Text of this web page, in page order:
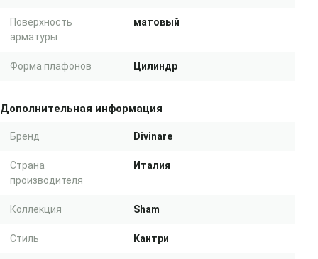
Поверхность
арматуры
матовый
Форма плафонов Цилиндр
Дополнительная информация
Бренд Divinare
Страна
производителя
Италия
Коллекция Sham
Стиль Кантри